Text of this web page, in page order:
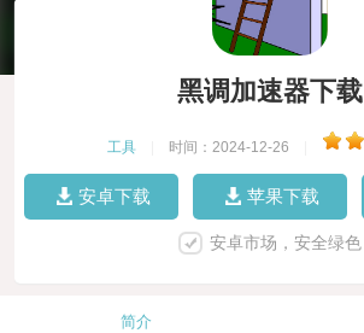
黑调加速器下载
工具 时间：2024-12-26
安卓下载 苹果下载
安卓市场，安全绿色
简介